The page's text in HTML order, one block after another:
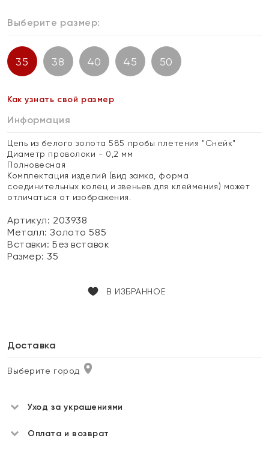
Выберите размер:
35 38 40 45 50
Как узнать свой размер
Информация
Цепь из белого золота 585 пробы плетения "Снейк"
Диаметр проволоки - 0,2 мм
Полновесная
Комплектация изделий (вид замка, форма
соединительных колец и звеньев для клеймения) может
отличаться от изображения.
Артикул: 203938
Металл:Золото 585
Вставки:Без вставок
Размер: 35
В ИЗБРАННОЕ
Доставка
Выберите город
Уход за украшениями
Оплата и возврат